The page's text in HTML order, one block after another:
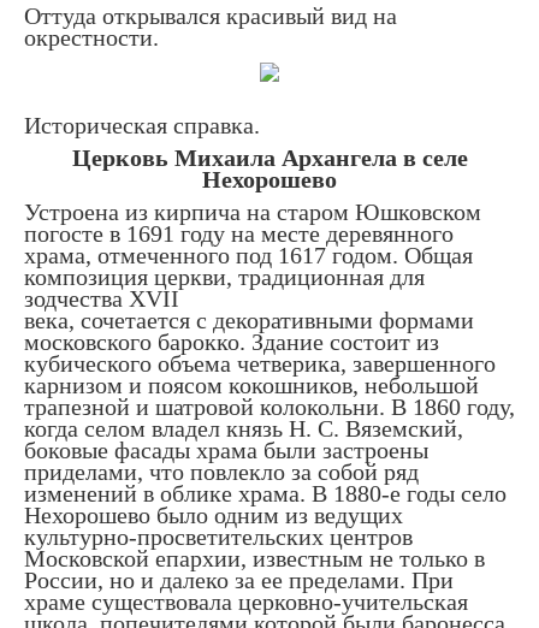
Оттуда открывался красивый вид на
окрестности.
Историческая справка.
Церковь Михаила Архангела в селе
Нехорошево
Устроена из кирпича на старом Юшковском
погосте в 1691 году на месте деревянного
храма, отмеченного под 1617 годом. Общая
композиция церкви, традиционная для
зодчества XVII
века, сочетается с декоративными формами
московского барокко. Здание состоит из
кубического объема четверика, завершенного
карнизом и поясом кокошников, небольшой
трапезной и шатровой колокольни. В 1860 году,
когда селом владел князь Н. С. Вяземский,
боковые фасады храма были застроены
приделами, что повлекло за собой ряд
изменений в облике храма. В 1880-е годы село
Нехорошево было одним из ведущих
культурно-просветительских центров
Московской епархии, известным не только в
России, но и далеко за ее пределами. При
храме существовала церковно-учительская